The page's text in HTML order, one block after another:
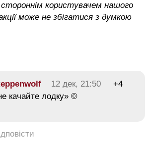
користувачем нашого
може не збігатися з думкою
12 дек, 21:50
+4
качайте лодку» ©